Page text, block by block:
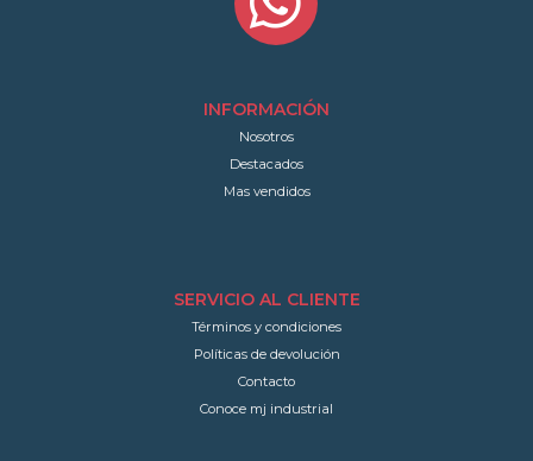
INFORMACIÓN
Nosotros
Destacados
Mas vendidos
SERVICIO AL CLIENTE
Términos y condiciones
Políticas de devolución
Contacto
Conoce mj industrial